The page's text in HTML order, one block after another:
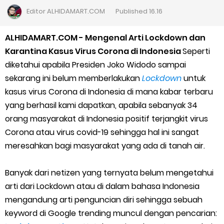
Cara Daftar Goshop agar Cepat Diterima
Apa itu Grab Saap? Layanan Antri Online Terbaru Dari Grab
Cara Ping DNS Server Gojek Gopartner
Cara Mudah Melihat Nomor Shopeepay Sendiri dan Orang Lain
7 Cara Mudah Top Up Grab untuk Driver
Penyebab dan Cara Memulihkan Akun Gojek Dibekukan
Cara Menghitung Penghasilan Grab Sesuai dengan Orderan
EditorALHIDAMART.COM Published 16.16
ALHIDAMART.COM - Mengenal Arti Lockdown dan
Karantina Kasus Virus Corona di IndonesiaSeperti
diketahui apabila Presiden Joko Widodo sampai
sekarang ini belum memberlakukanLockdownuntuk
kasus virus Corona di Indonesia di mana kabar terbaru
yang berhasil kami dapatkan, apabila sebanyak 34
orang masyarakat di Indonesia positif terjangkit virus
Corona atau virus covid-19 sehingga hal ini sangat
meresahkan bagi masyarakat yang ada di tanah air.
Banyak dari netizen yang ternyata belum mengetahui
arti dari Lockdown atau di dalam bahasa Indonesia
mengandung arti penguncian diri sehingga sebuah
keyword di Google trending muncul dengan pencarian: